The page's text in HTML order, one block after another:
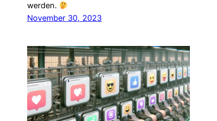
werden.
November 30, 2023